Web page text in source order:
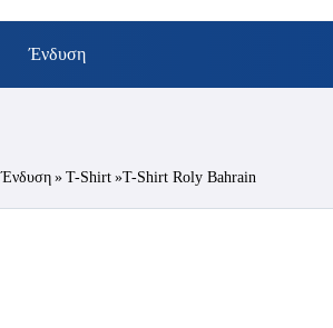
Ένδυση
Ένδυση » T-Shirt »T-Shirt Roly Bahrain